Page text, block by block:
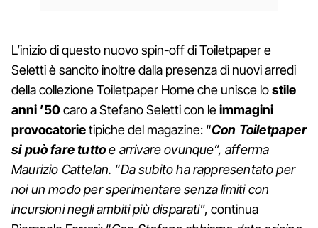
L’inizio di questo nuovo spin-off di Toiletpaper e
Seletti è sancito inoltre dalla presenza di nuovi arredi
della collezione Toiletpaper Home che unisce lostile
anni ’50caro a Stefano Seletti con leimmagini
provocatorietipiche del magazine: “Con Toiletpaper
si può fare tuttoe arrivare ovunque”, afferma
Maurizio Cattelan. “Da subito ha rappresentato per
noi un modo per sperimentare senza limiti con
incursioni negli ambiti più disparati”, continua